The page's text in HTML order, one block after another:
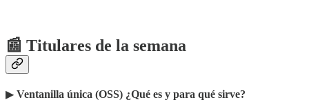
📰 Titulares de la semana
▶︎ Ventanilla única (OSS) ¿Qué es y para qué sirve?